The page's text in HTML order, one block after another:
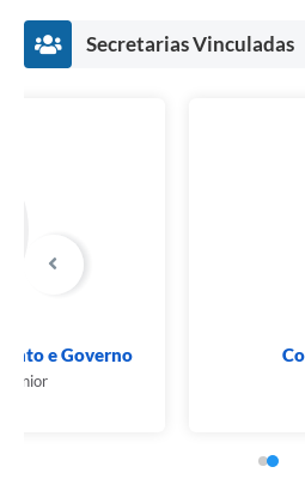
Secretarias Vinculadas
Controladoria-Geral
João Lucas de